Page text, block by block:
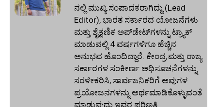
ನಲ್ಲಿ ಮುಖ್ಯ ಸಂಪಾದಕರಾಗಿದ್ದು (Lead
Editor), ಭಾರತ ಸರ್ಕಾರದ ಯೋಜನೆಗಳು
ಮತ್ತು ಶೈಕ್ಷಣಿಕ ಅಪ್‌ಡೇಟ್‌ಗಳನ್ನು ಟ್ರ್ಯಾಕ್
ಮಾಡುವಲ್ಲಿ 4 ವರ್ಷಗಳಿಗೂ ಹೆಚ್ಚಿನ
ಅನುಭವ ಹೊಂದಿದ್ದಾರೆ. ಕೇಂದ್ರ ಮತ್ತು ರಾಜ್ಯ
ಸರ್ಕಾರಗಳ ಸಂಕೀರ್ಣ ಅಧಿಸೂಚನೆಗಳನ್ನು
ಸರಳೀಕರಿಸಿ, ಸಾರ್ವಜನಿಕರಿಗೆ ಅವುಗಳ
ಪ್ರಯೋಜನಗಳನ್ನು ಅರ್ಥಮಾಡಿಕೊಳ್ಳುವಂತೆ
ಮಾಡುವುದು ಇವರ ಪರಿಣತಿ.